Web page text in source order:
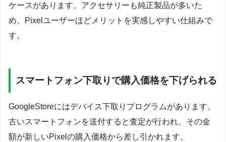
ケースがあります。アクセサリーも純正製品が多いた
め、Pixelユーザーほどメリットを実感しやすい仕組みで
す。
スマートフォン下取りで購入価格を下げられる
GoogleStoreにはデバイス下取りプログラムがあります。
古いスマートフォンを送付すると査定が行われ、その金
額が新しいPixelの購入価格から差し引かれます。